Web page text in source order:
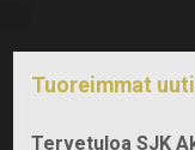
Tuoreimmat
Tervetuloa SJK